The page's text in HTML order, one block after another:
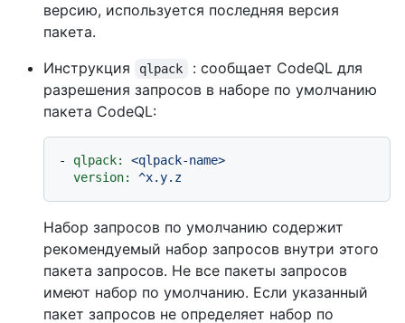
версию, используется последняя версия
пакета.
Инструкция
qlpack
: сообщает CodeQL для
разрешения запросов в наборе по умолчанию
пакета CodeQL:
- qlpack:
<qlpack-name>
version:
^x.y.z
Набор запросов по умолчанию содержит
рекомендуемый набор запросов внутри этого
пакета запросов. Не все пакеты запросов
имеют набор по умолчанию. Если указанный
пакет запросов не определяет набор по